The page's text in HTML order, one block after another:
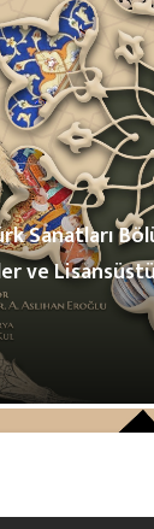
Sanatları
ve